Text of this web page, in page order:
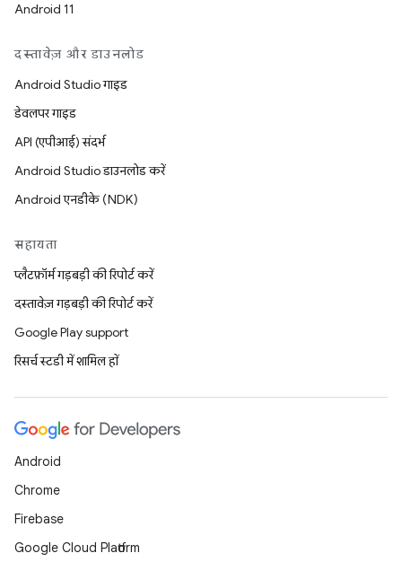
Android 11
दस्तावेज़ और डाउनलोड
Android Studio गाइड
डेवलपर गाइड
API (एपीआई) संदर्भ
Android Studio डाउनलोड करें
Android एनडीके (NDK)
सहायता
प्लैटफ़ॉर्म गड़बड़ी की रिपोर्ट करें
दस्तावेज़ गड़बड़ी की रिपोर्ट करें
Google Play support
रिसर्च स्टडी में शामिल हों
Android
Chrome
Firebase
Google Cloud Platform